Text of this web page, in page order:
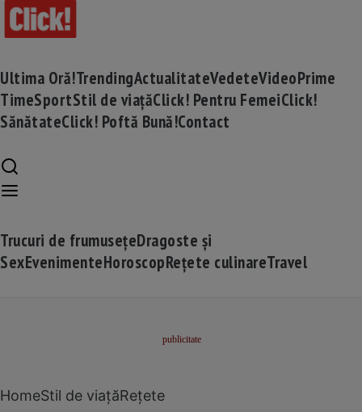
Ultima Oră!TrendingActualitateVedeteVideoPrime
TimeSportStil de viațăClick! Pentru FemeiClick!
SănătateClick! Poftă Bună!Contact
Trucuri de frumusețeDragoste și
SexEvenimenteHoroscopRețete culinareTravel
HomeStil de viațăRețete